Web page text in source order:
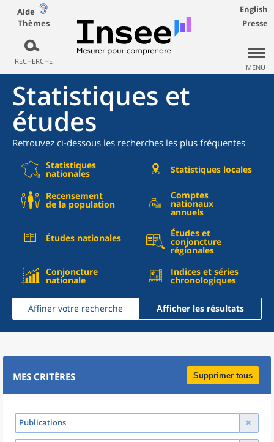
Aide
Thèmes
RECHERCHE
English
Presse
MENU
Statistiques et
études
Retrouvez ci-dessous les recherches les plus fréquentes
Statistiques
nationales Statistiques locales
Recensement
de la population
Comptes
nationaux
annuels
Études nationales Études et
conjoncture
régionales
Conjoncture
nationale
Indices et séries
chronologiques
Affiner votre recherche Afficher les résultats
MES CRITÈRES Supprimer tous
Publications